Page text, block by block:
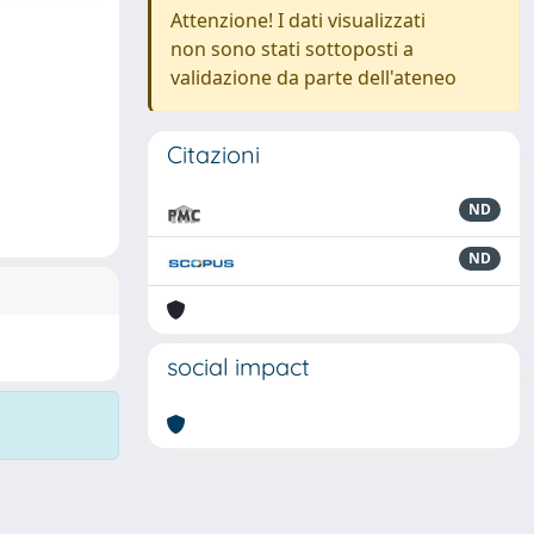
Attenzione! I dati visualizzati
non sono stati sottoposti a
validazione da parte dell'ateneo
Citazioni
ND
ND
social impact